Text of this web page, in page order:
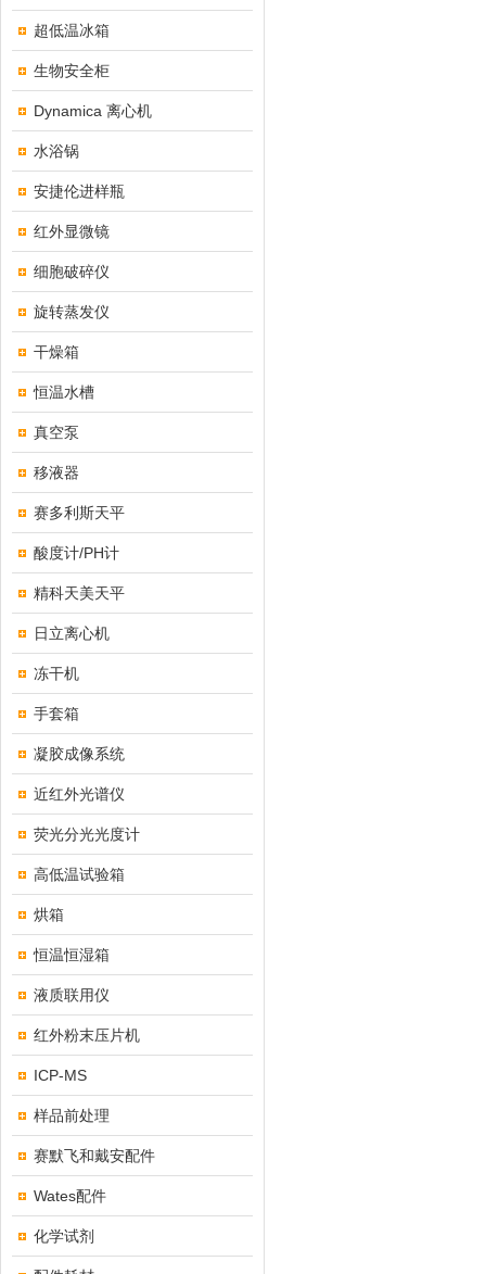
超低温冰箱
生物安全柜
Dynamica 离心机
水浴锅
安捷伦进样瓶
红外显微镜
细胞破碎仪
旋转蒸发仪
干燥箱
恒温水槽
真空泵
移液器
赛多利斯天平
酸度计/PH计
精科天美天平
日立离心机
冻干机
手套箱
凝胶成像系统
近红外光谱仪
荧光分光光度计
高低温试验箱
烘箱
恒温恒湿箱
液质联用仪
红外粉末压片机
ICP-MS
样品前处理
赛默飞和戴安配件
Wates配件
化学试剂